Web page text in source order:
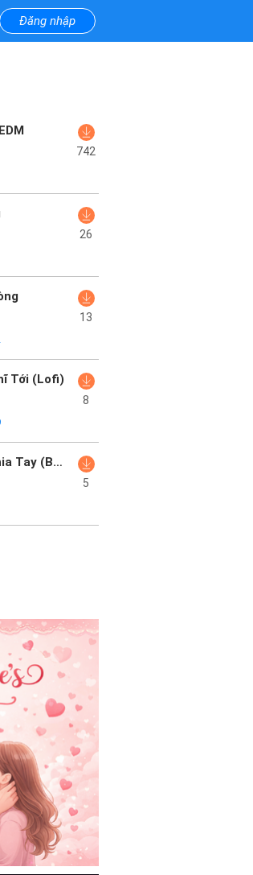
Đăng nhập
742
26
13
Tới (Lofi)
8
Ngày Mình Chia Tay (Bibo Remix)
5